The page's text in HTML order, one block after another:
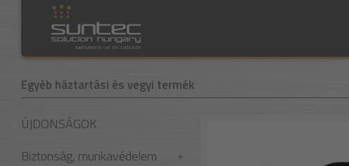
Egyéb háztartási és vegyi termék
ÚJDONSÁGOK
Biztonság, munkavédelem